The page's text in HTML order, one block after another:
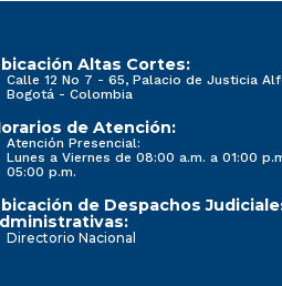
Altas Cortes:
Calle 12 No 7 - 65, Palacio de Justicia
Bogotá - Colombia
de Atención:
Atención Presencial:
Lunes a Viernes de 08:00 a.m. a 01:00
05:00 p.m.
de Despachos
Directorio Nacional